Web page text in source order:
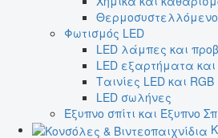
Φωτισμός LED
LED λάμπες και
LED εξαρτήματα
Ταινίες LED και RGB
LED σωλήνες
Έξυπνο σπίτι και Έξυπνο